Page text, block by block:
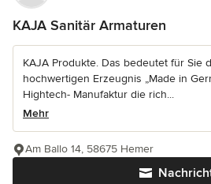
KAJA Sanitär Armaturen
KAJA Produkte. Das bedeutet für Sie
hochwertigen Erzeugnis „Made in
Hightech- Manufaktur die rich...
Mehr
Am Ballo 14, 58675 Hemer